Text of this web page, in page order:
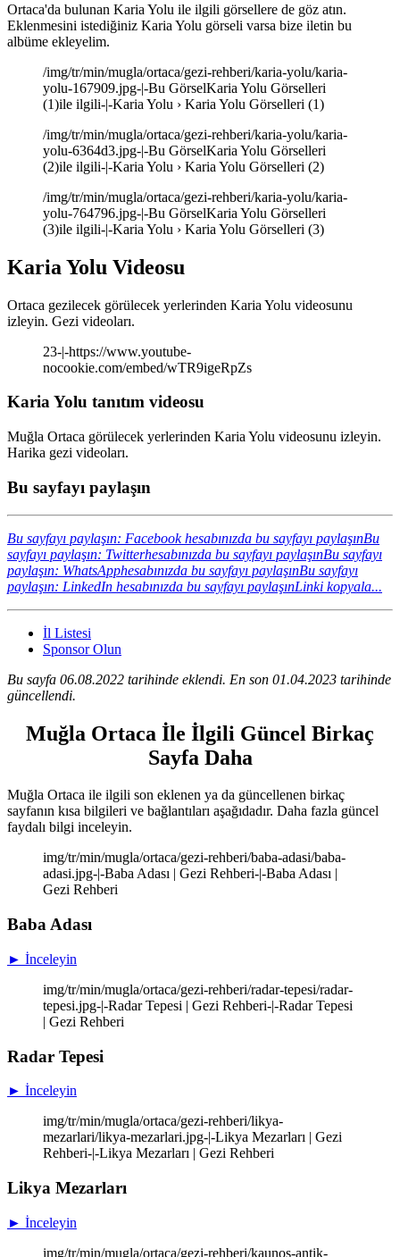
Ortaca'da bulunan Karia Yolu ile ilgili görsellere de göz atın.
Eklenmesini istediğiniz Karia Yolu görseli varsa bize iletin bu
albüme ekleyelim.
/img/tr/min/mugla/ortaca/gezi-rehberi/karia-yolu/karia-
yolu-167909.jpg-|-Bu GörselKaria Yolu Görselleri
(1)ile ilgili-|-Karia Yolu › Karia Yolu Görselleri (1)
/img/tr/min/mugla/ortaca/gezi-rehberi/karia-yolu/karia-
yolu-6364d3.jpg-|-Bu GörselKaria Yolu Görselleri
(2)ile ilgili-|-Karia Yolu › Karia Yolu Görselleri (2)
/img/tr/min/mugla/ortaca/gezi-rehberi/karia-yolu/karia-
yolu-764796.jpg-|-Bu GörselKaria Yolu Görselleri
(3)ile ilgili-|-Karia Yolu › Karia Yolu Görselleri (3)
Karia Yolu Videosu
Ortaca gezilecek görülecek yerlerinden Karia Yolu videosunu
izleyin. Gezi videoları.
23-|-https://www.youtube-
nocookie.com/embed/wTR9igeRpZs
Karia Yolu tanıtım videosu
Muğla Ortaca görülecek yerlerinden Karia Yolu videosunu izleyin.
Harika gezi videoları.
Bu sayfayı paylaşın
Bu sayfayı paylaşın: Facebook hesabınızda bu sayfayı paylaşınBu
sayfayı paylaşın: Twitterhesabınızda bu sayfayı paylaşınBu sayfayı
paylaşın: WhatsApphesabınızda bu sayfayı paylaşınBu sayfayı
paylaşın: LinkedIn hesabınızda bu sayfayı paylaşınLinki kopyala...
İl Listesi
Sponsor Olun
Bu sayfa 06.08.2022 tarihinde eklendi. En son 01.04.2023 tarihinde
güncellendi.
Muğla Ortaca İle İlgili Güncel Birkaç
Sayfa Daha
Muğla Ortaca ile ilgili son eklenen ya da güncellenen birkaç
sayfanın kısa bilgileri ve bağlantıları aşağıdadır. Daha fazla güncel
faydalı bilgi inceleyin.
img/tr/min/mugla/ortaca/gezi-rehberi/baba-adasi/baba-
adasi.jpg-|-Baba Adası | Gezi Rehberi-|-Baba Adası |
Gezi Rehberi
Baba Adası
► İnceleyin
img/tr/min/mugla/ortaca/gezi-rehberi/radar-tepesi/radar-
tepesi.jpg-|-Radar Tepesi | Gezi Rehberi-|-Radar Tepesi
| Gezi Rehberi
Radar Tepesi
► İnceleyin
img/tr/min/mugla/ortaca/gezi-rehberi/likya-
mezarlari/likya-mezarlari.jpg-|-Likya Mezarları | Gezi
Rehberi-|-Likya Mezarları | Gezi Rehberi
Likya Mezarları
► İnceleyin
img/tr/min/mugla/ortaca/gezi-rehberi/kaunos-antik-